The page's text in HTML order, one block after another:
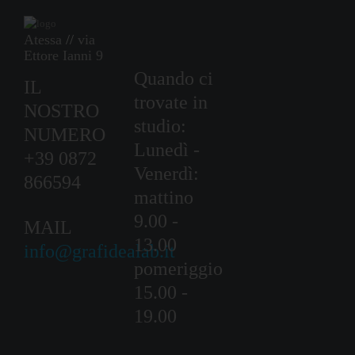
Atessa // via
Ettore Ianni 9
IL
NOSTRO
NUMERO
+39 0872
866594
MAIL
info@grafidealab.it
Quando ci
trovate in
studio:
Lunedì -
Venerdì:
mattino
9.00 -
13.00
pomeriggio
15.00 -
19.00